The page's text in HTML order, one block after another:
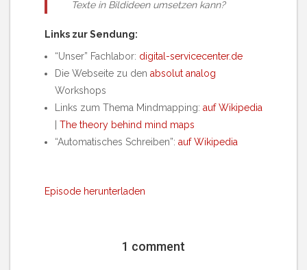
Texte in Bildideen umsetzen kann?
Links zur Sendung:
“Unser” Fachlabor: digital-servicecenter.de
Die Webseite zu den absolut analog
Workshops
Links zum Thema Mindmapping: auf Wikipedia
| The theory behind mind maps
“Automatisches Schreiben”: auf Wikipedia
Episode herunterladen
1 comment